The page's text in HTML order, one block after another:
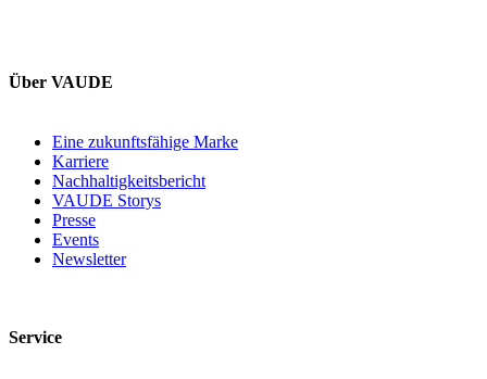
Über VAUDE
Eine zukunftsfähige Marke
Karriere
Nachhaltigkeitsbericht
VAUDE Storys
Presse
Events
Newsletter
Service